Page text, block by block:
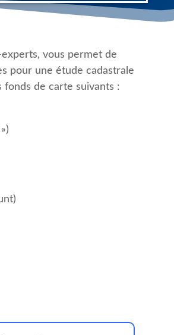
vous permet de
pour une étude cadastrale
de carte suivants :